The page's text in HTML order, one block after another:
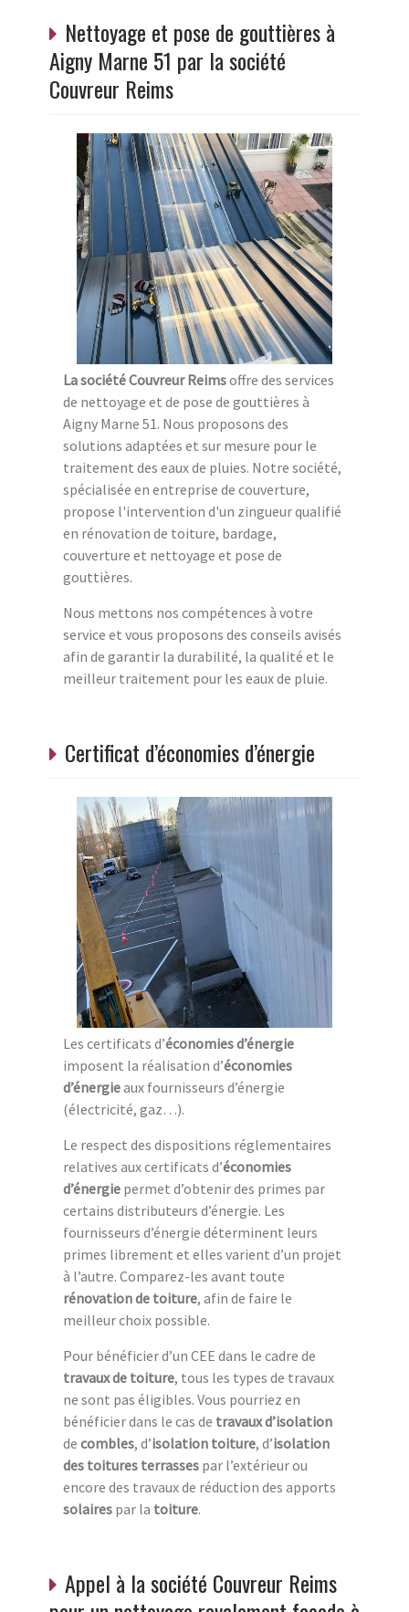
Nettoyage et pose de gouttières à
Aigny Marne 51 par la société
Couvreur Reims
La société Couvreur Reimsoffre des services
de nettoyage et de pose de gouttières à
Aigny Marne 51. Nous proposons des
solutions adaptées et sur mesure pour le
traitement des eaux de pluies. Notre société,
spécialisée en entreprise de couverture,
propose l'intervention d'un zingueur qualifié
en rénovation de toiture, bardage,
couverture et nettoyage et pose de
gouttières.
Nous mettons nos compétences à votre
service et vous proposons des conseils avisés
afin de garantir la durabilité, la qualité et le
meilleur traitement pour les eaux de pluie.
Certificat d’économies d’énergie
Les certificats d’économies d’énergie
imposent la réalisation d’économies
d’énergieaux fournisseurs d’énergie
(électricité, gaz…).
Le respect des dispositions réglementaires
relatives aux certificats d’économies
d’énergie permet d’obtenir des primes par
certains distributeurs d’énergie. Les
fournisseurs d’énergie déterminent leurs
primes librement et elles varient d’un projet
à l’autre. Comparez-les avant toute
rénovation de toiture, afin de faire le
meilleur choix possible.
Pour bénéficier d’un CEE dans le cadre de
travaux de toiture, tous les types de travaux
ne sont pas éligibles. Vous pourriez en
bénéficier dans le cas de travaux d’isolation
de combles, d’isolation toiture, d’isolation
des toitures terrasses par l’extérieur ou
encore des travaux de réduction des apports
solaires par la toiture.
Appel à la société Couvreur Reims